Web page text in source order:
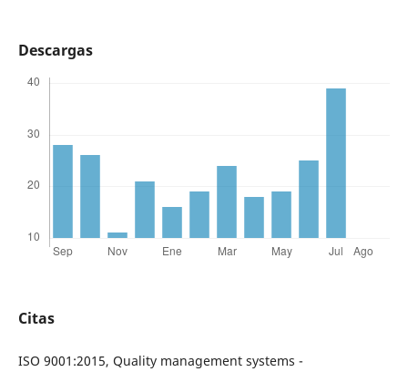
Descargas
Citas
ISO 9001:2015, Quality management systems -